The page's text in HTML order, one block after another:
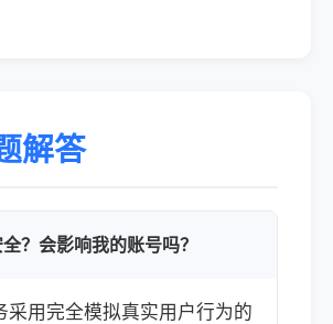
解答
？会影响我的账号吗？
采用完全模拟真实用户行为的